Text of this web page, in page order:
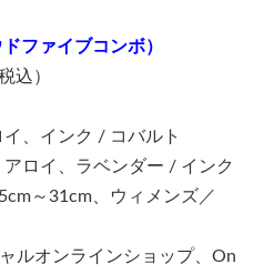
ファイブコンボ）
込）
、インク / コバルト
ロイ、ラベンダー / インク
～31cm、ウィメンズ／
ルオンラインショップ、On